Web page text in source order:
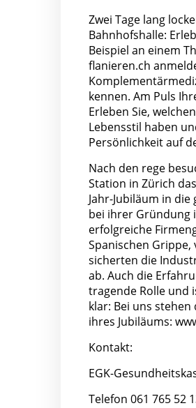
Zwei Tage lang
Bahnhofshalle:
Beispiel an einem
flanieren.ch
kennen. Am Puls
Erleben Sie,
Lebensstil haben
Persönlichkeit auf
Nach den rege
Station in Zürich
Jahr-Jubiläum in
bei ihrer Gründung
erfolgreiche
Spanischen
sicherten die
ab. Auch die
tragende Rolle und
klar: Bei uns
ihres Jubiläums:
Kontakt:
EGK-
Telefon 061 765 52